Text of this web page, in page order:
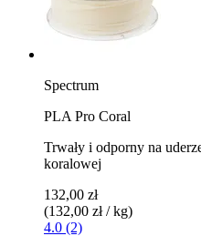
Spectrum
PLA Pro Coral
Trwały i odporny na
koralowej
132,00 zł
(132,00 zł / kg)
4.0 (2)